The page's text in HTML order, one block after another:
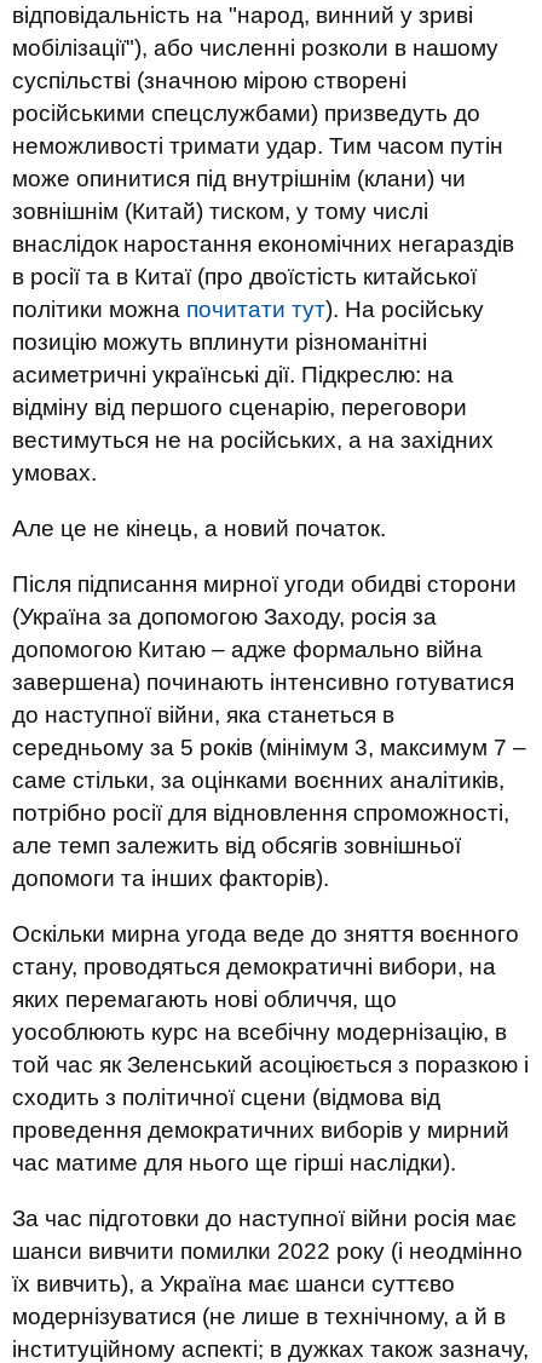
відповідальність на "народ, винний у зриві
мобілізації"), або численні розколи в нашому
суспільстві (значною мірою створені
російськими спецслужбами) призведуть до
неможливості тримати удар. Тим часом путін
може опинитися під внутрішнім (клани) чи
зовнішнім (Китай) тиском, у тому числі
внаслідок наростання економічних негараздів
в росії та в Китаї (про двоїстість китайської
політики можна почитати тут). На російську
позицію можуть вплинути різноманітні
асиметричні українські дії. Підкреслю: на
відміну від першого сценарію, переговори
вестимуться не на російських, а на західних
умовах.
Але це не кінець, а новий початок.
Після підписання мирної угоди обидві сторони
(Україна за допомогою Заходу, росія за
допомогою Китаю – адже формально війна
завершена) починають інтенсивно готуватися
до наступної війни, яка станеться в
середньому за 5 років (мінімум 3, максимум 7 –
саме стільки, за оцінками воєнних аналітиків,
потрібно росії для відновлення спроможності,
але темп залежить від обсягів зовнішньої
допомоги та інших факторів).
Оскільки мирна угода веде до зняття воєнного
стану, проводяться демократичні вибори, на
яких перемагають нові обличчя, що
уособлюють курс на всебічну модернізацію, в
той час як Зеленський асоціюється з поразкою і
сходить з політичної сцени (відмова від
проведення демократичних виборів у мирний
час матиме для нього ще гірші наслідки).
За час підготовки до наступної війни росія має
шанси вивчити помилки 2022 року (і неодмінно
їх вивчить), а Україна має шанси суттєво
модернізуватися (не лише в технічному, а й в
інституційному аспекті; в дужках також зазначу,